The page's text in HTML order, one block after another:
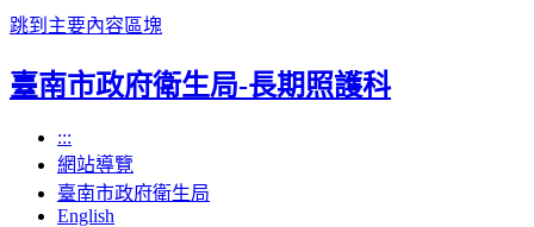
跳到主要內容區塊
臺南市政府衛生局-長期照護科
:::
網站導覽
臺南市政府衛生局
English